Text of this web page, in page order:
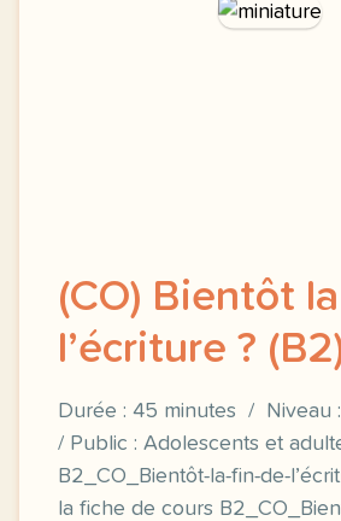
(CO) Bientôt
l’écriture ?
Durée : 45 minutes / Niveau
/ Public : Adolescents et
B2_CO_Bientôt-la-fin-de-
la fiche de cours